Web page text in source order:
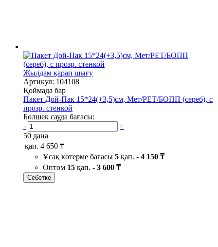
Жылдам қарап шығу
Артикул: 104108
Қоймада бар
Пакет Дой-Пак 15*24(+3,5)см, Мет/PET/БОПП (сереб), с
прозр. стенкой
Бөлшек сауда бағасы:
-
+
50 дана
қап. 4 650 ₸
Ұсақ көтерме бағасы 5 қап. - 4 150 ₸
Оптом 15 қап. - 3 600 ₸
Себетке